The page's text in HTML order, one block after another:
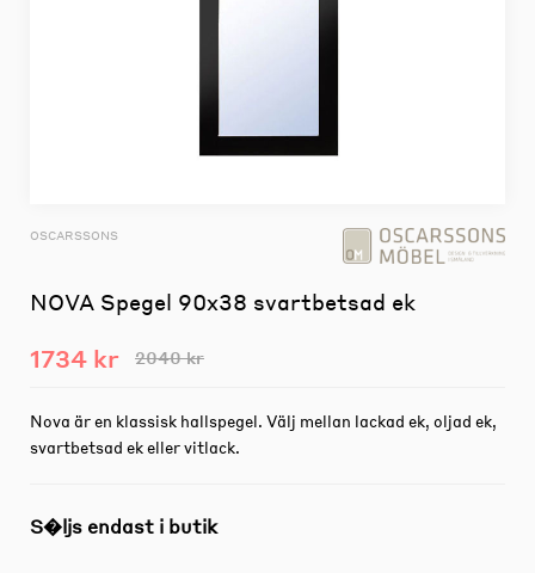
OSCARSSONS
NOVA Spegel 90x38 svartbetsad ek
1734 kr 2040 kr
Nova är en klassisk hallspegel. Välj mellan lackad ek, oljad ek,
svartbetsad ek eller vitlack.
S�ljs endast i butik